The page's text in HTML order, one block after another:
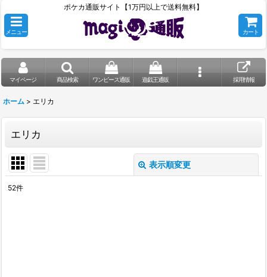
ポケカ通販サイト【1万円以上で送料無料】
メニュー カート
マイページ 商品検索 ワンピース通販 遊戯王通販 採用情報
ホーム > エリカ
エリカ
表示順変更
52件